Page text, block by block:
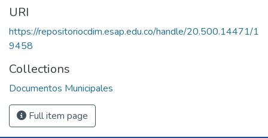
URI
https://repositoriocdim.esap.edu.co/handle/20.500.14471/1
9458
Collections
Documentos Municipales
Full item page